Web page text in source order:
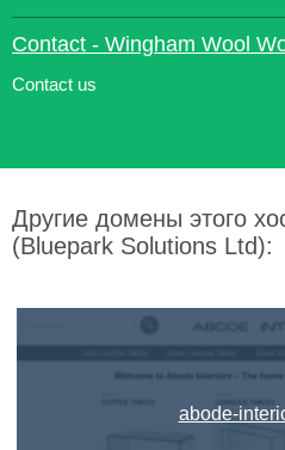
Contact - Wingham Wool
Contact us
Другие домены этого
(Bluepark Solutions Ltd):
abode-